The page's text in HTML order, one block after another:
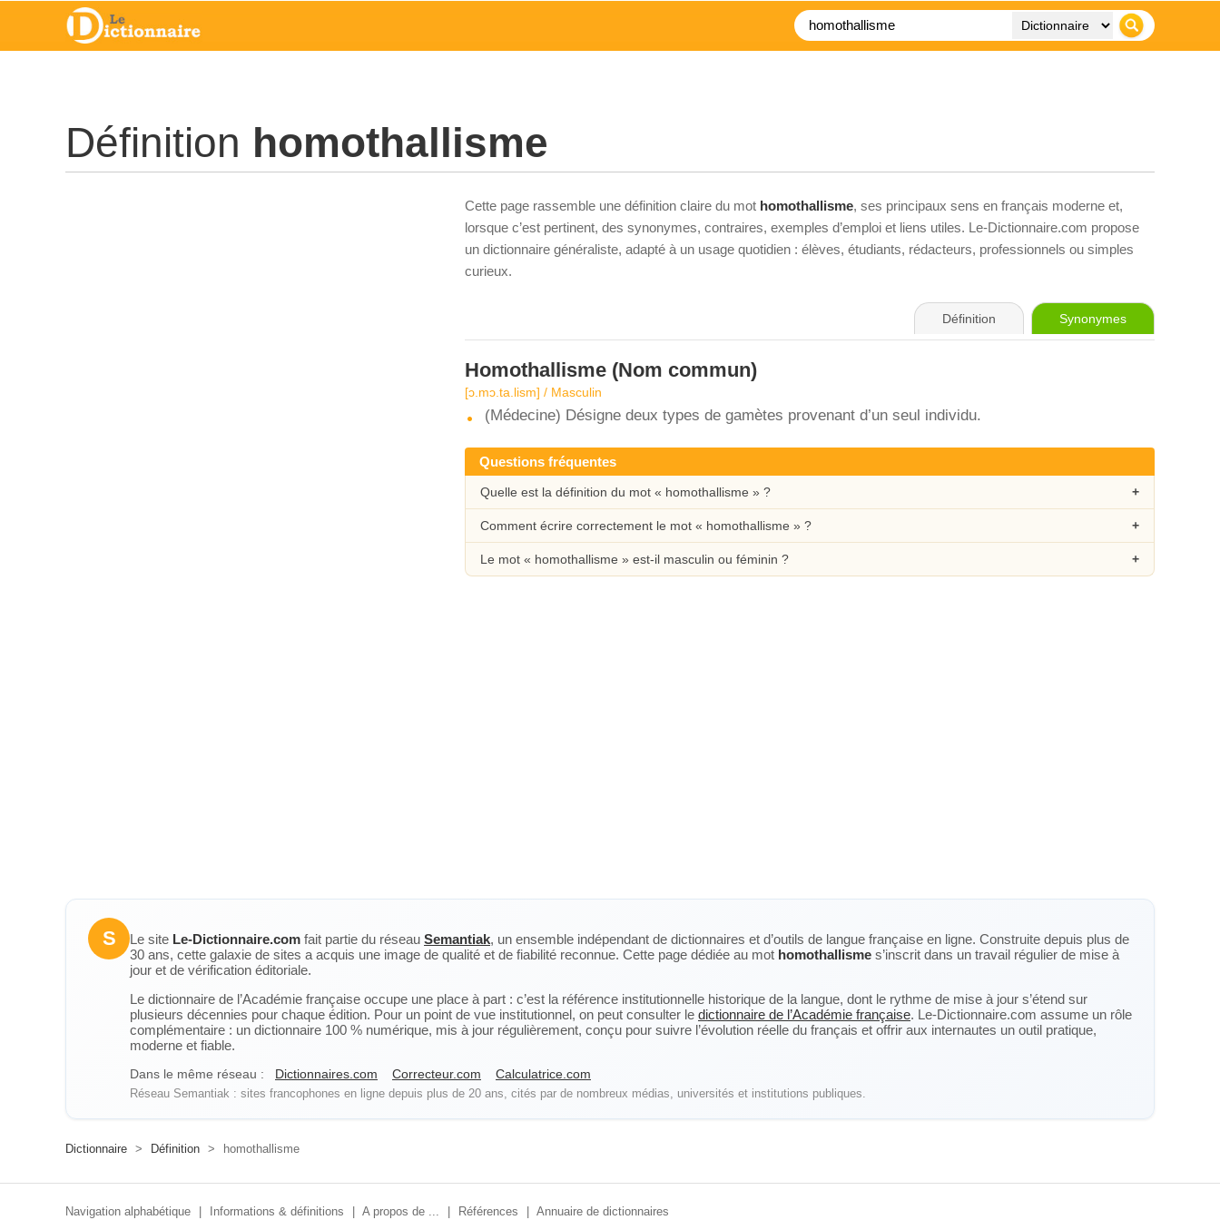
Définition homothallisme
Cette page rassemble une définition claire du mot homothallisme, ses principaux sens en français moderne et,
lorsque c’est pertinent, des synonymes, contraires, exemples d’emploi et liens utiles. Le-Dictionnaire.com propose
un dictionnaire généraliste, adapté à un usage quotidien : élèves, étudiants, rédacteurs, professionnels ou simples
curieux.
Définition Synonymes
Homothallisme (Nom commun)
[ɔ.mɔ.ta.lism] / Masculin
(Médecine) Désigne deux types de gamètes provenant d’un seul individu.
Questions fréquentes
Quelle est la définition du mot « homothallisme » ?
Comment écrire correctement le mot « homothallisme » ?
Le mot « homothallisme » est-il masculin ou féminin ?
S Le site Le-Dictionnaire.com fait partie du réseau Semantiak, un ensemble indépendant de dictionnaires et d’outils de langue française en ligne. Construite depuis plus de
30 ans, cette galaxie de sites a acquis une image de qualité et de fiabilité reconnue. Cette page dédiée au mot homothallisme s’inscrit dans un travail régulier de mise à
jour et de vérification éditoriale.
Le dictionnaire de l’Académie française occupe une place à part : c’est la référence institutionnelle historique de la langue, dont le rythme de mise à jour s’étend sur
plusieurs décennies pour chaque édition. Pour un point de vue institutionnel, on peut consulter le dictionnaire de l’Académie française. Le-Dictionnaire.com assume un rôle
complémentaire : un dictionnaire 100 % numérique, mis à jour régulièrement, conçu pour suivre l’évolution réelle du français et offrir aux internautes un outil pratique,
moderne et fiable.
Dans le même réseau : Dictionnaires.com Correcteur.com Calculatrice.com
Réseau Semantiak : sites francophones en ligne depuis plus de 20 ans, cités par de nombreux médias, universités et institutions publiques.
Dictionnaire > Définition > homothallisme
Navigation alphabétique Informations & définitions A propos de ... Références Annuaire de dictionnaires